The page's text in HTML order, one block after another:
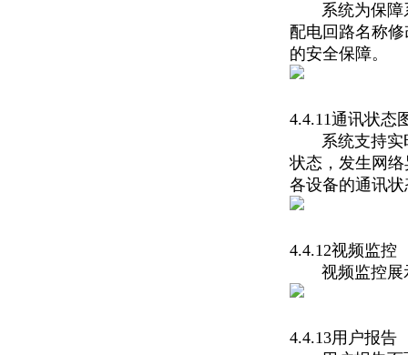
系统为保障系
配电回路名称
的安全保障。
4.4.11通讯状态
系统支持实时
状态，发生网
各设备的通讯
4.4.12视频监控
视频监控展示
4.4.13用户报告